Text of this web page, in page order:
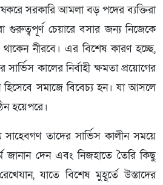
সরকারি আমলা বড় পদের ব্যক্তিরা
গুরুত্বপূর্ণ চেয়ারে বসার জন্য নিজেকে
নীরবে। এর বিশেষ কারণ হচ্ছে,
কালের নির্বাহী ক্ষমতা প্রয়োগের
হিসেবে সমাজে বিবেচ্য হন। যা আসলে
হয়েপরে।
সাহেবগণ তাদের সার্ভিস কালীন সময়ে
জানান দেন এবং নিজহাতে তৈরি কিছু
যাতে বিশেষ মুহূর্তে উস্তাদের